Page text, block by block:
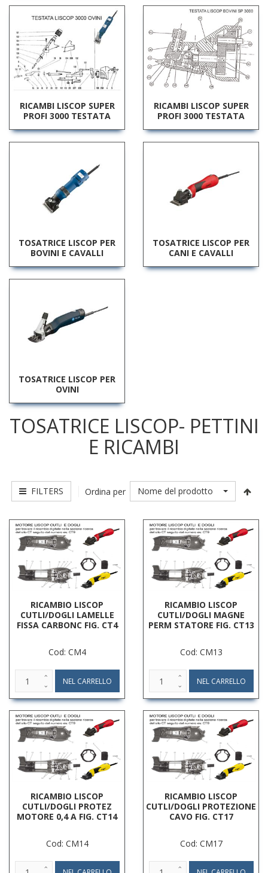
RICAMBI LISCOP SUPER
PROFI 3000 TESTATA
RICAMBI LISCOP SUPER
PROFI 3000 TESTATA
TOSATRICE LISCOP PER
BOVINI E CAVALLI
TOSATRICE LISCOP PER
CANI E CAVALLI
TOSATRICE LISCOP PER
OVINI
TOSATRICE LISCOP- PETTINI
E RICAMBI
FILTERS Ordina per Nome del prodotto
RICAMBIO LISCOP
CUTLI/DOGLI LAMELLE
FISSA CARBONC FIG. CT4
Cod: CM4
RICAMBIO LISCOP
CUTLI/DOGLI MAGNE
PERM STATORE FIG. CT13
Cod: CM13
RICAMBIO LISCOP
CUTLI/DOGLI PROTEZ
MOTORE 0,4 A FIG. CT14
Cod: CM14
RICAMBIO LISCOP
CUTLI/DOGLI PROTEZIONE
CAVO FIG. CT17
Cod: CM17